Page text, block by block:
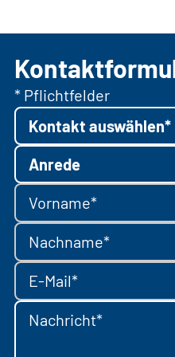
* Pflichtfelder
Kontakt auswählen*
Anrede
Vorname*
Nachname*
E-Mail*
Nachricht*